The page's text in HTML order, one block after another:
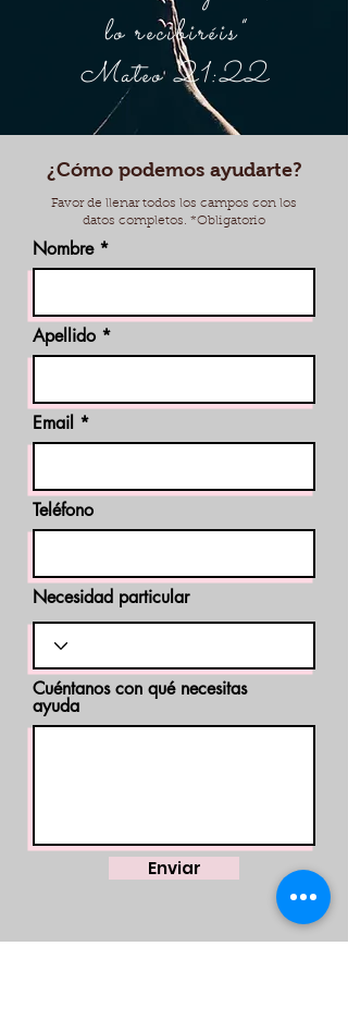
lo recibiréis"
Mateo 21:22
¿Cómo podemos ayudarte?
Favor de llenar todos los campos con los
datos completos. *Obligatorio
Nombre
Apellido
Email
Teléfono
Necesidad particular
Cuéntanos con qué necesitas
ayuda
Enviar